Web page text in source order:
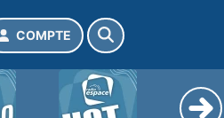
COMPTE